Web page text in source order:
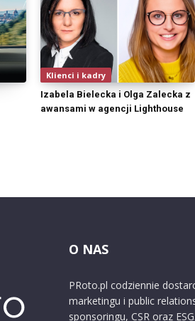
Klienci i kadry
Izabela Bielecka i Olga Zalecka z
awansami w agencji Lighthouse
O NAS
PRoto.pl codziennie
marketingu i public
sponsoringu, CSR oraz